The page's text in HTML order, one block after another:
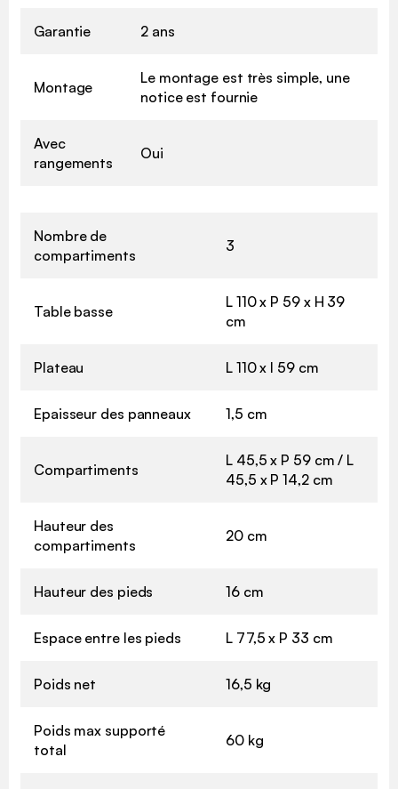
Garantie 2 ans
Montage
Le montage est très simple, une
notice est fournie
Avec
rangements
Oui
Nombre de
compartiments
3
Table basse
L 110 x P 59 x H 39
cm
Plateau L 110 x l 59 cm
Epaisseur des panneaux 1,5 cm
Compartiments
L 45,5 x P 59 cm / L
45,5 x P 14,2 cm
Hauteur des
compartiments
20 cm
Hauteur des pieds 16 cm
Espace entre les pieds L 77,5 x P 33 cm
Poids net 16,5 kg
Poids max supporté
total
60 kg